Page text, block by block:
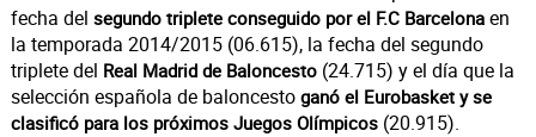
fecha del segundo triplete conseguido por el F.C Barcelonaen
la temporada 2014/2015 (06.615), la fecha del segundo
triplete del Real Madrid de Baloncesto(24.715) y el día que la
selección española de baloncesto ganó el Eurobasket y se
clasificó para los próximos Juegos Olímpicos(20.915).